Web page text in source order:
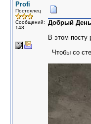
Profi
Постоялец
Сообщений:
148
Добрый
В этом посту
Чтобы со